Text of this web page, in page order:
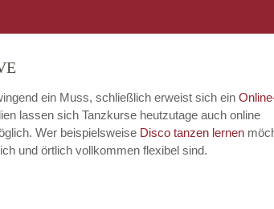
ein Muss, schließlich erweist sich ein
lassen sich Tanzkurse heutzutage auch online
Wer beispielsweise Disco tanzen lernen
und örtlich vollkommen flexibel sind.